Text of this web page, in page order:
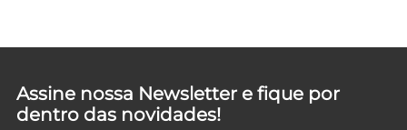
Assine nossa Newsletter e fique por
dentro das novidades!